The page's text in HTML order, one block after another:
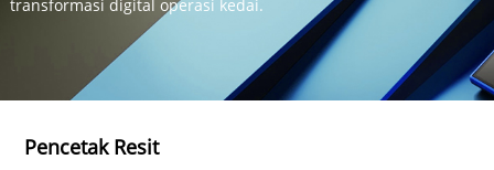
transformasi digital operasi kedai.
Pencetak Resit